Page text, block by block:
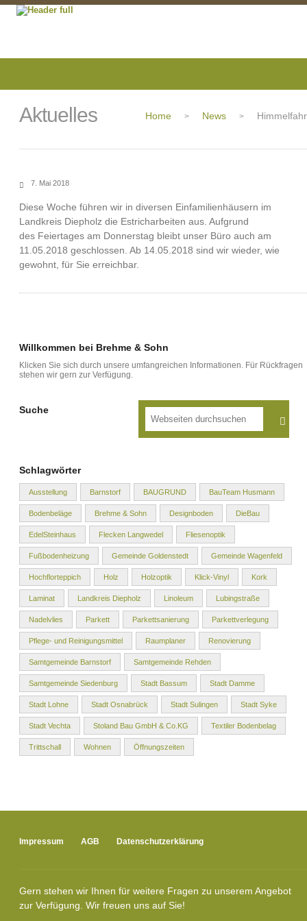
Aktuelles Home > News >
7. Mai 2018
Diese Woche führen wir in diversen Einfamilienhäusern im
Landkreis Diepholz die Estricharbeiten aus. Aufgrund
des Feiertages am Donnerstag bleibt unser Büro auch am
11.05.2018 geschlossen. Ab 14.05.2018 sind wir wieder, wie
gewohnt, für Sie erreichbar.
Willkommen bei Brehme & Sohn
Klicken Sie sich durch unsere umfangreichen Informationen. Für Rückfragen
stehen wir gern zur Verfügung.
Suche
Schlagwörter
Ausstellung Barnstorf BAUGRUND BauTeam Husmann
Bodenbeläge Brehme & Sohn Designboden DieBau
EdelSteinhaus Flecken Langwedel Fliesenoptik
Fußbodenheizung Gemeinde Goldenstedt Gemeinde Wagenfeld
Hochflorteppich Holz Holzoptik Klick-Vinyl Kork
Laminat Landkreis Diepholz Linoleum Lubingstraße
Nadelvlies Parkett Parkettsanierung Parkettverlegung
Pflege- und Reinigungsmittel Raumplaner Renovierung
Samtgemeinde Barnstorf Samtgemeinde Rehden
Samtgemeinde Siedenburg Stadt Bassum Stadt Damme
Stadt Lohne Stadt Osnabrück Stadt Sulingen Stadt Syke
Stadt Vechta Stoland Bau GmbH & Co.KG Textiler Bodenbelag
Trittschall Wohnen Öffnungszeiten
Impressum AGB Datenschutzerklärung
Gern stehen wir Ihnen für weitere Fragen zu unserem Angebot
zur Verfügung. Wir freuen uns auf Sie!